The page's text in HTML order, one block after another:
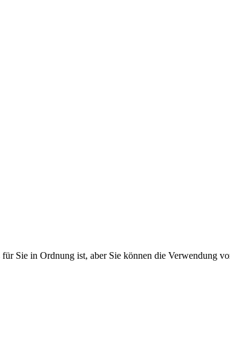
Sie in Ordnung ist, aber Sie können die Verwendung